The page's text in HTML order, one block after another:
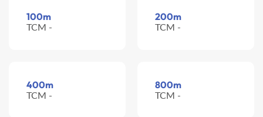
100m
TCM -
200m
TCM -
400m
TCM -
800m
TCM -